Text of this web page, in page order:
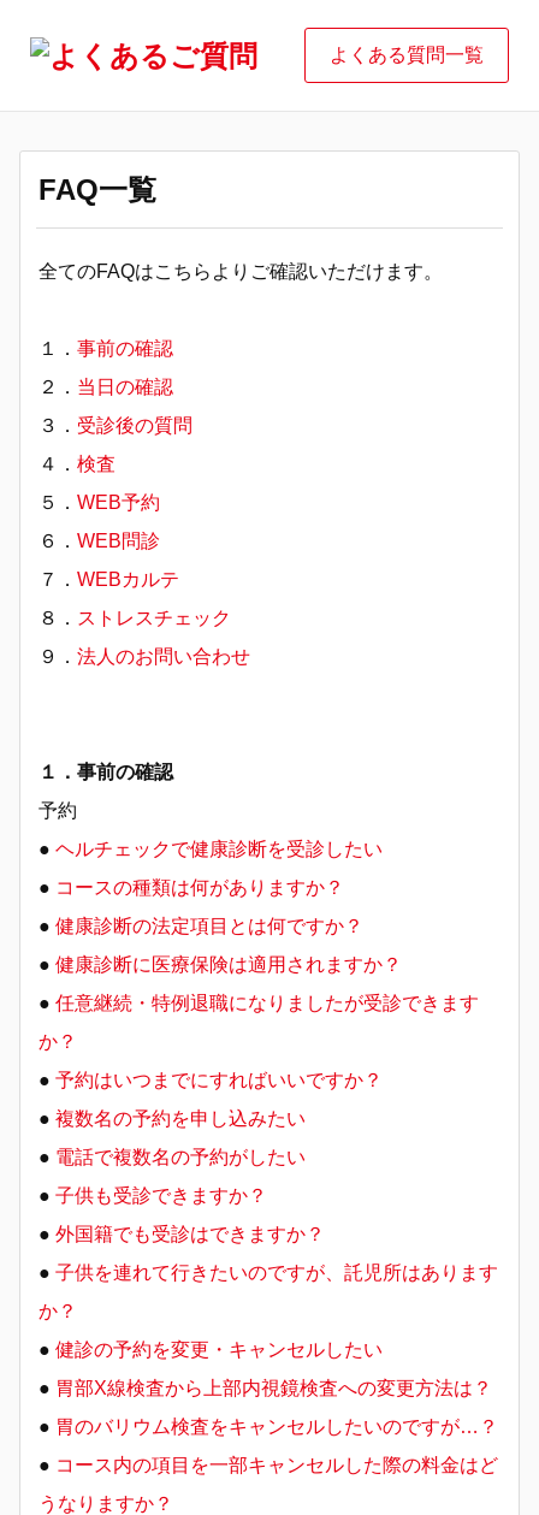
よくある質問一覧
FAQ一覧
全てのFAQはこちらよりご確認いただけます。
１． 事前の確認
２． 当日の確認
３． 受診後の質問
４． 検査
５． WEB予約
６． WEB問診
７． WEBカルテ
８． ストレスチェック
９． 法人のお問い合わせ
１．事前の確認
予約
● ヘルチェックで健康診断を受診したい
● コースの種類は何がありますか？
● 健康診断の法定項目とは何ですか？
● 健康診断に医療保険は適用されますか？
● 任意継続・特例退職になりましたが受診できます
か？
● 予約はいつまでにすればいいですか？
● 複数名の予約を申し込みたい
● 電話で複数名の予約がしたい
● 子供も受診できますか？
● 外国籍でも受診はできますか？
● 子供を連れて行きたいのですが、託児所はあります
か？
● 健診の予約を変更・キャンセルしたい
● 胃部X線検査から上部内視鏡検査への変更方法は？
● 胃のバリウム検査をキャンセルしたいのですが…？
● コース内の項目を一部キャンセルした際の料金はど
うなりますか？